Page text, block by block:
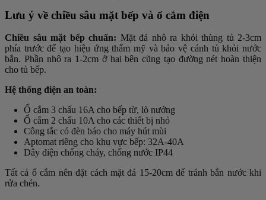
Lưu ý về chiều sâu mặt bếp và ổ cắm điện
Chiều sâu mặt bếp chuẩn: Mặt đá nhô ra khỏi thùng tủ 2-3cm
phía trước để tạo hiệu ứng thẩm mỹ và bảo vệ cánh tủ khỏi nước
bắn. Phần nhô ra 1-2cm ở hai bên cũng tạo đường nét hoàn thiện
cho tủ bếp.
Hệ thống điện an toàn:
Ổ cắm 3 chấu 16A cho bếp từ, lò nướng
Ổ cắm 2 chấu 10A cho các thiết bị nhỏ
Công tắc có đèn báo cho máy hút mùi
Aptomat riêng cho khu vực bếp: 32A-40A
Dây điện chống cháy, chống nước IP44
Tất cả ổ cắm nên đặt cách mặt đá 15-20cm để tránh bắn nước khi
rửa chén.